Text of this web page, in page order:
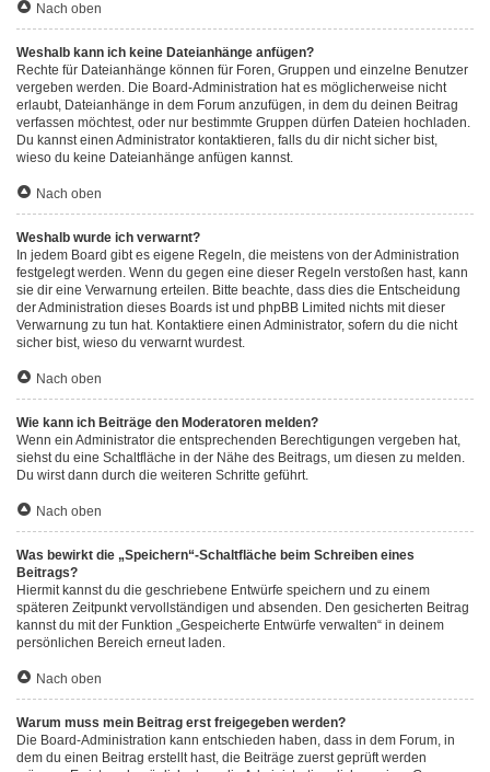
Nach oben
Weshalb kann ich keine Dateianhänge anfügen?
Rechte für Dateianhänge können für Foren, Gruppen und einzelne Benutzer
vergeben werden. Die Board-Administration hat es möglicherweise nicht
erlaubt, Dateianhänge in dem Forum anzufügen, in dem du deinen Beitrag
verfassen möchtest, oder nur bestimmte Gruppen dürfen Dateien hochladen.
Du kannst einen Administrator kontaktieren, falls du dir nicht sicher bist,
wieso du keine Dateianhänge anfügen kannst.
Nach oben
Weshalb wurde ich verwarnt?
In jedem Board gibt es eigene Regeln, die meistens von der Administration
festgelegt werden. Wenn du gegen eine dieser Regeln verstoßen hast, kann
sie dir eine Verwarnung erteilen. Bitte beachte, dass dies die Entscheidung
der Administration dieses Boards ist und phpBB Limited nichts mit dieser
Verwarnung zu tun hat. Kontaktiere einen Administrator, sofern du die nicht
sicher bist, wieso du verwarnt wurdest.
Nach oben
Wie kann ich Beiträge den Moderatoren melden?
Wenn ein Administrator die entsprechenden Berechtigungen vergeben hat,
siehst du eine Schaltfläche in der Nähe des Beitrags, um diesen zu melden.
Du wirst dann durch die weiteren Schritte geführt.
Nach oben
Was bewirkt die „Speichern“-Schaltfläche beim Schreiben eines
Beitrags?
Hiermit kannst du die geschriebene Entwürfe speichern und zu einem
späteren Zeitpunkt vervollständigen und absenden. Den gesicherten Beitrag
kannst du mit der Funktion „Gespeicherte Entwürfe verwalten“ in deinem
persönlichen Bereich erneut laden.
Nach oben
Warum muss mein Beitrag erst freigegeben werden?
Die Board-Administration kann entschieden haben, dass in dem Forum, in
dem du einen Beitrag erstellt hast, die Beiträge zuerst geprüft werden